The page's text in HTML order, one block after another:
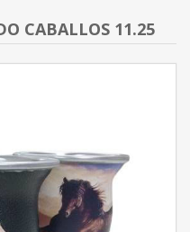
CABALLOS 11.25